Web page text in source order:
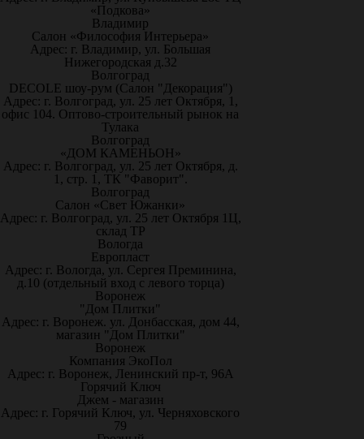
«Подкова»
Владимир
Салон «Философия Интерьера»
Адрес: г. Владимир, ул. Большая
Нижегородская д.32
Волгоград
DECOLE шоу-рум (Салон "Декорация")
Адрес: г. Волгоград, ул. 25 лет Октября, 1,
офис 104. Оптово-строительный рынок на
Тулака
Волгоград
«ДОМ КАМЕНЬОН»
Адрес: г. Волгоград, ул. 25 лет Октября, д.
1, стр. 1, ТК "Фаворит".
Волгоград
Салон «Свет Южанки»
Адрес: г. Волгоград, ул. 25 лет Октября 1Ц,
склад ТР
Вологда
Европласт
Адрес: г. Вологда, ул. Сергея Преминина,
д.10 (отдельный вход с левого торца)
Воронеж
"Дом Плитки"
Адрес: г. Воронеж. ул. Донбасская, дом 44,
магазин "Дом Плитки"
Воронеж
Компания ЭкоПол
Адрес: г. Воронеж, Ленинский пр-т, 96А
Горячий Ключ
Джем - магазин
Адрес: г. Горячий Ключ, ул. Черняховского
79